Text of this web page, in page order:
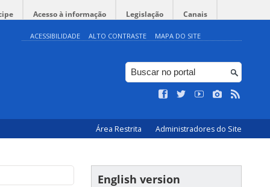
Acesso à informação Legislação Canais
ACESSIBILIDADE ALTO CONTRASTE MAPA DO SITE
Área Restrita Administradores do Site
English version